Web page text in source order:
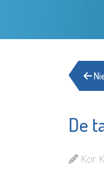
De
Kor
Bekijk de pagina